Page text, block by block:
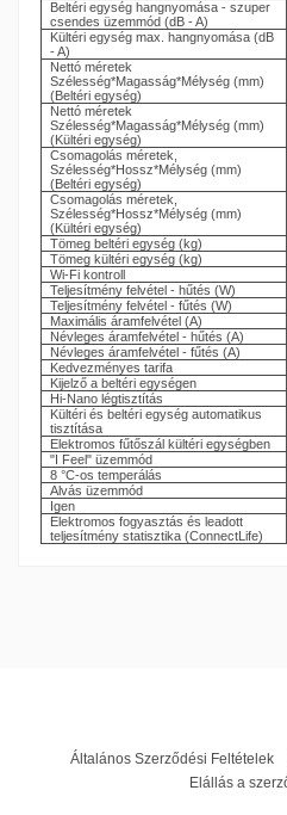
Beltéri egység hangnyomása - szuper
csendes üzemmód (dB - A)
Kültéri egység max. hangnyomása (dB
- A)
Nettó méretek
Szélesség*Magasság*Mélység (mm)
(Beltéri egység)
Nettó méretek
Szélesség*Magasság*Mélység (mm)
(Kültéri egység)
Csomagolás méretek,
Szélesség*Hossz*Mélység (mm)
(Beltéri egység)
Csomagolás méretek,
Szélesség*Hossz*Mélység (mm)
(Kültéri egység)
Tömeg beltéri egység (kg)
Tömeg kültéri egység (kg)
Wi-Fi kontroll
Teljesítmény felvétel - hűtés (W)
Teljesítmény felvétel - fűtés (W)
Maximális áramfelvétel (A)
Névleges áramfelvétel - hűtés (A)
Névleges áramfelvétel - fűtés (A)
Kedvezményes tarifa
Kijelző a beltéri egységen
Hi-Nano légtisztítás
Kültéri és beltéri egység automatikus
tisztítása
Elektromos fűtőszál kültéri egységben
"I Feel" üzemmód
8 °C-os temperálás
Alvás üzemmód
Igen
Elektromos fogyasztás és leadott
teljesítmény statisztika (ConnectLife)
Általános Szerződési Feltételek
Elállás a